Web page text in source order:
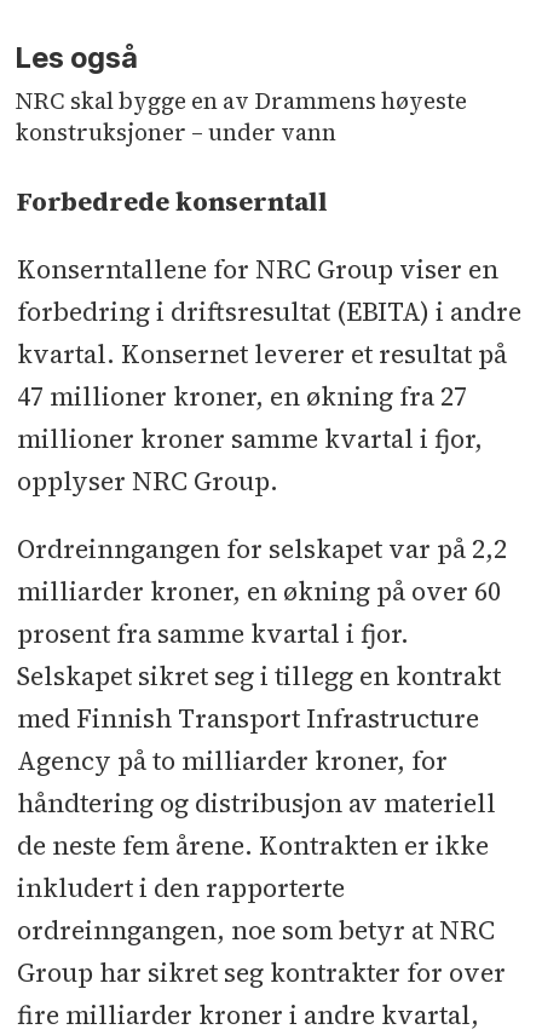
Les også
NRC skal bygge en av Drammens høyeste
konstruksjoner – under vann
Forbedrede konserntall
Konserntallene for NRC Group viser en
forbedring i driftsresultat (EBITA) i andre
kvartal. Konsernet leverer et resultat på
47 millioner kroner, en økning fra 27
millioner kroner samme kvartal i fjor,
opplyser NRC Group.
Ordreinngangen for selskapet var på 2,2
milliarder kroner, en økning på over 60
prosent fra samme kvartal i fjor.
Selskapet sikret seg i tillegg en kontrakt
med Finnish Transport Infrastructure
Agency på to milliarder kroner, for
håndtering og distribusjon av materiell
de neste fem årene. Kontrakten er ikke
inkludert i den rapporterte
ordreinngangen, noe som betyr at NRC
Group har sikret seg kontrakter for over
fire milliarder kroner i andre kvartal,